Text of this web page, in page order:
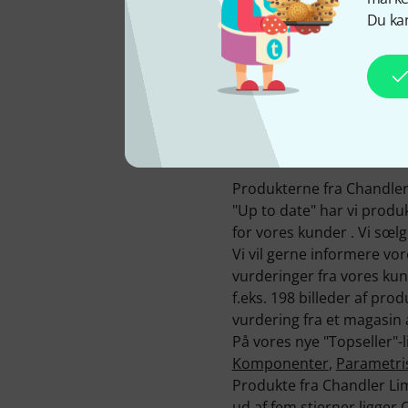
Du
HOS OS SIDEN
2005
Produkterne fra
"Up to date" har vi
for vores kunder . Vi
Vi vil gerne informere
vurderinger fra vores
f.eks. 198 billeder af
vurdering fra et magasin
På vores nye
Komponenter,
Produkte fra Chandler